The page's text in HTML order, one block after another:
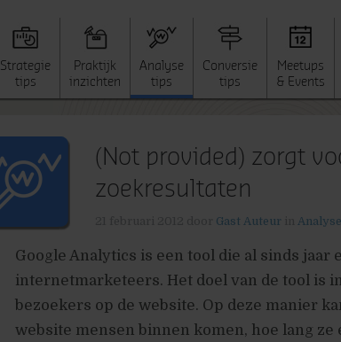
Strategie
tips
Praktijk
inzichten
Analyse
tips
Conversie
tips
Meetups
& Events
(Not provided) zorgt
zoekresultaten
Gast Auteur
Google Analytics is een tool die al sinds
internetmarketeers. Het doel van de tool is
bezoekers op de website. Op deze manier
website mensen binnen komen, hoe lang